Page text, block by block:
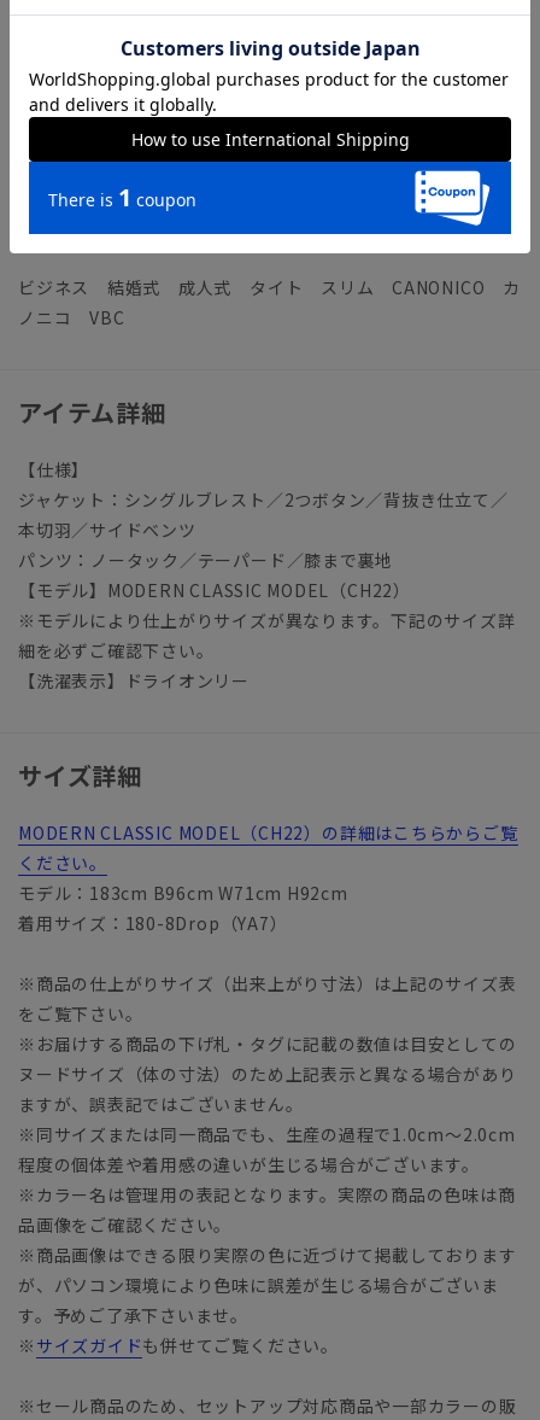
生地ブランド。糸の紡績から生地までを一貫して生産すること
により、高品質で優れたコストパフォーマンスを実現していま
す。
カノニコ社が特別に交配して生まれた絶妙な“21マイクロンウ
ール”を使用した「ラスティックトロピカル」。シワになりに
くく、強度や耐久性に優れた実用性に富んだファブリックで
す。さらっとドライタッチな風合いを有し、英国的な味のある
ビジネス 結婚式 成人式 タイト スリム CANONICO カ
ノニコ VBC
アイテム詳細
【仕様】
ジャケット：シングルブレスト／2つボタン／背抜き仕立て／
本切羽／サイドベンツ
パンツ：ノータック／テーパード／膝まで裏地
【モデル】MODERN CLASSIC MODEL（CH22）
※モデルにより仕上がりサイズが異なります。下記のサイズ詳
細を必ずご確認下さい。
【洗濯表示】ドライオンリー
サイズ詳細
MODERN CLASSIC MODEL（CH22）の詳細はこちらからご覧
ください。
モデル：183cm B96cm W71cm H92cm
着用サイズ：180-8Drop（YA7）
※商品の仕上がりサイズ（出来上がり寸法）は上記のサイズ表
をご覧下さい。
※お届けする商品の下げ札・タグに記載の数値は目安としての
ヌードサイズ（体の寸法）のため上記表示と異なる場合があり
ますが、誤表記ではございません。
※同サイズまたは同一商品でも、生産の過程で1.0cm～2.0cm
程度の個体差や着用感の違いが生じる場合がございます。
※カラー名は管理用の表記となります。実際の商品の色味は商
品画像をご確認ください。
※商品画像はできる限り実際の色に近づけて掲載しております
が、パソコン環境により色味に誤差が生じる場合がございま
す。予めご了承下さいませ。
※ サイズガイドも併せてご覧ください。
※セール商品のため、セットアップ対応商品や一部カラーの販